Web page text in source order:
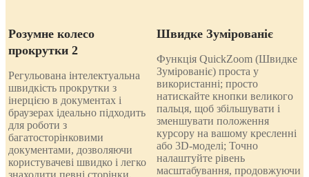
Розумне колесо
прокрутки 2
Регульована інтелектуальна
швидкість прокрутки з
інерцією в документах і
браузерах ідеально підходить
для роботи з
багатосторінковими
документами, дозволяючи
користувачеві швидко і легко
знаходити певні сторінки.
Швидке Зумірованіє
Функція QuickZoom (Швидке
Зумірованіє) проста у
використанні; просто
натискайте кнопки великого
пальця, щоб збільшувати і
зменшувати положення
курсору на вашому кресленні
або 3D-моделі; Точно
налаштуйте рівень
масштабування, продовжуючи